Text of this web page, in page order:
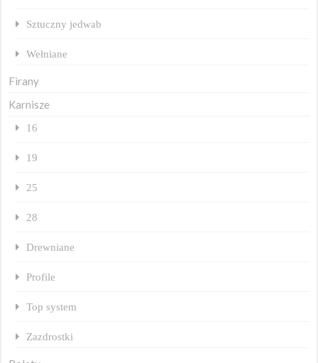
Sztuczny jedwab
Wełniane
Firany
Karnisze
16
19
25
28
Drewniane
Profile
Top system
Zazdrostki